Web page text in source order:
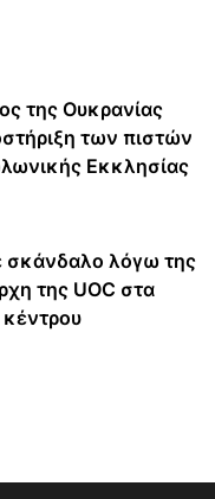
της Ουκρανίας
των πιστών
Εκκλησίας
σκάνδαλο λόγω της
της UOC στα
κέντρου